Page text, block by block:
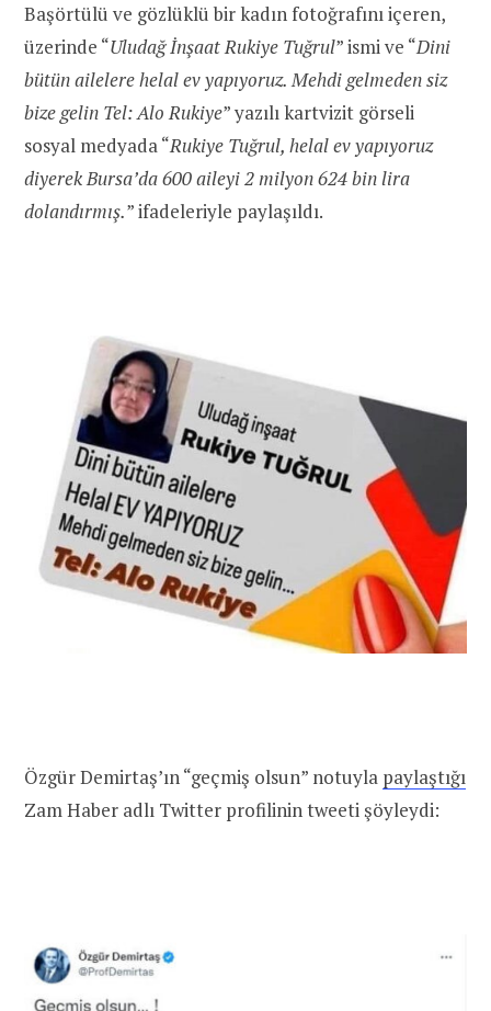
Başörtülü ve gözlüklü bir kadın fotoğrafını içeren,
üzerinde “Uludağ İnşaat Rukiye Tuğrul” ismi ve “Dini
bütün ailelere helal ev yapıyoruz. Mehdi gelmeden siz
bize gelin Tel: Alo Rukiye” yazılı kartvizit görseli
sosyal medyada “Rukiye Tuğrul, helal ev yapıyoruz
diyerek Bursa’da 600 aileyi 2 milyon 624 bin lira
dolandırmış.” ifadeleriyle paylaşıldı.
Özgür Demirtaş’ın “geçmiş olsun” notuyla paylaştığı
Zam Haber adlı Twitter profilinin tweeti şöyleydi: